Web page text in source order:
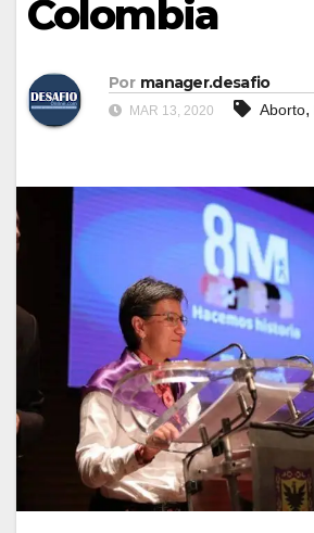
Colombia
Por manager.desafio
MAR 13, 2020 Aborto,